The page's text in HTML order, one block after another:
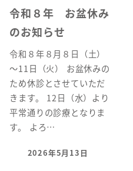
令和８年 お盆休み
のお知らせ
令和８年８月８日（土）
～11日（火） お盆休みの
ため休診とさせていただ
きます。 12日（水）より
平常通りの診療となりま
す。 よろ…
投稿日
2026年5月13日